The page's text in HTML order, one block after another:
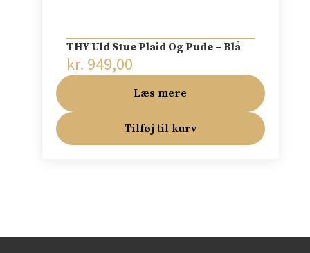
THY Uld Stue Plaid Og Pude – Blå
kr. 949,00
Læs mere
Tilføj til kurv